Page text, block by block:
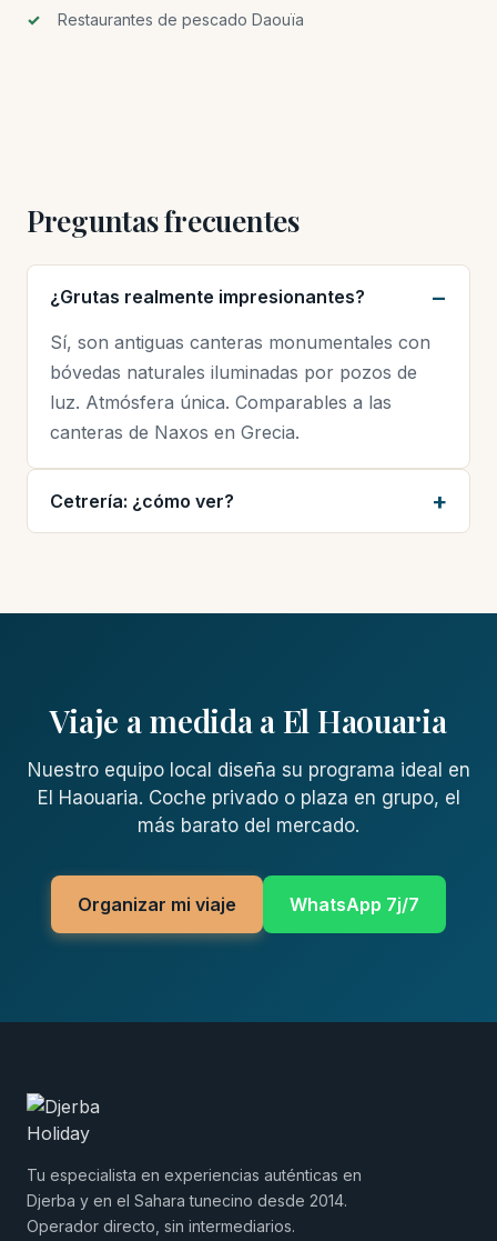
Restaurantes de pescado Daouïa
Preguntas frecuentes
¿Grutas realmente impresionantes?
Sí, son antiguas canteras monumentales con
bóvedas naturales iluminadas por pozos de
luz. Atmósfera única. Comparables a las
canteras de Naxos en Grecia.
Cetrería: ¿cómo ver?
Viaje a medida a El Haouaria
Nuestro equipo local diseña su programa ideal en
El Haouaria. Coche privado o plaza en grupo, el
más barato del mercado.
Organizar mi viaje WhatsApp 7j/7
Tu especialista en experiencias auténticas en
Djerba y en el Sahara tunecino desde 2014.
Operador directo, sin intermediarios.